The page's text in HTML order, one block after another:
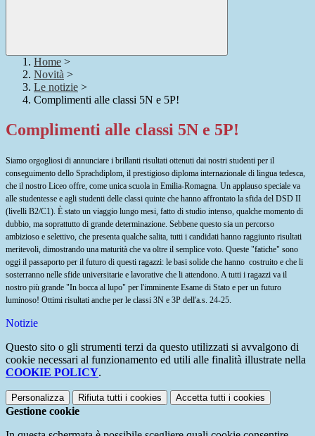
Home >
Novità >
Le notizie >
Complimenti alle classi 5N e 5P!
Complimenti alle classi 5N e 5P!
Siamo orgogliosi di annunciare i brillanti risultati ottenuti dai nostri studenti per il
conseguimento dello Sprachdiplom, il prestigioso diploma internazionale di lingua tedesca,
che il nostro Liceo offre, come unica scuola in Emilia-Romagna. Un applauso speciale va
alle studentesse e agli studenti delle classi quinte che hanno affrontato la sfida del DSD II
(livelli B2/C1). È stato un viaggio lungo mesi, fatto di studio intenso, qualche momento di
dubbio, ma soprattutto di grande determinazione. Sebbene questo sia un percorso
ambizioso e selettivo, che presenta qualche salita, tutti i candidati hanno raggiunto risultati
meritevoli, dimostrando una maturità che va oltre il semplice voto. Queste "fatiche" sono
oggi il passaporto per il futuro di questi ragazzi: le basi solide che hanno costruito e che li
sosterranno nelle sfide universitarie e lavorative che li attendono. A tutti i ragazzi va il
nostro più grande "In bocca al lupo" per l'imminente Esame di Stato e per un futuro
luminoso! Ottimi risultati anche per le classi 3N e 3P dell'a.s. 24-25.
Notizie
Questo sito o gli strumenti terzi da questo utilizzati si avvalgono di
cookie necessari al funzionamento ed utili alle finalità illustrate nella
COOKIE POLICY.
Personalizza Rifiuta tutti i cookies Accetta tutti i cookies
Gestione cookie